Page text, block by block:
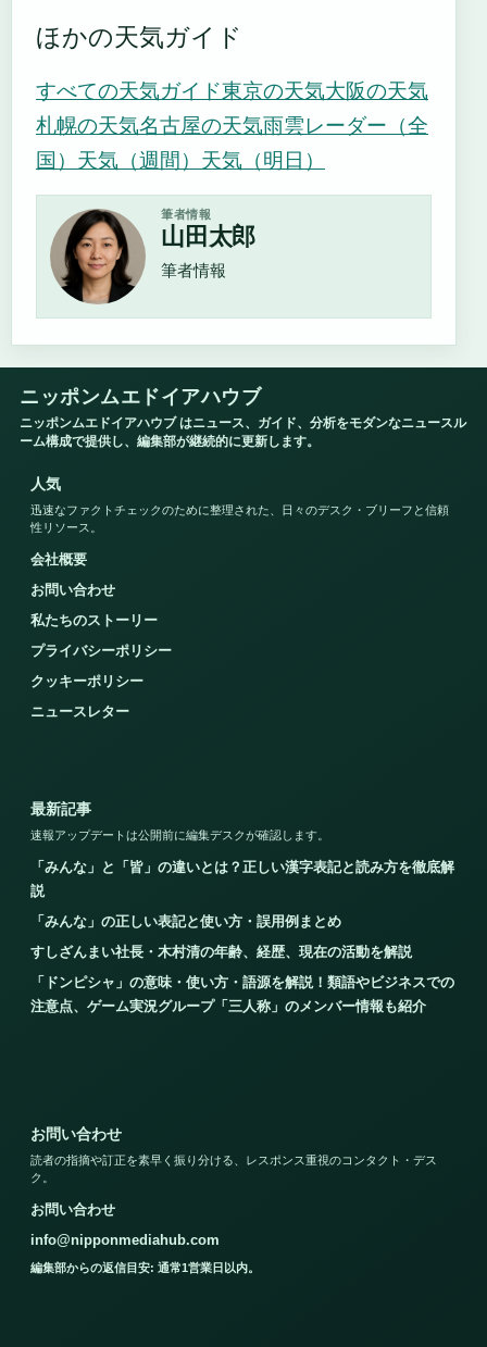
ほかの天気ガイド
すべての天気ガイド東京の天気大阪の天気
札幌の天気名古屋の天気雨雲レーダー（全
国） 天気（週間） 天気（明日）
筆者情報
山田太郎
筆者情報
ニッポンムエドイアハウブ
ニッポンムエドイアハウブ はニュース、ガイド、分析をモダンなニュースル
ーム構成で提供し、編集部が継続的に更新します。
人気
迅速なファクトチェックのために整理された、日々のデスク・ブリーフと信頼
性リソース。
会社概要
お問い合わせ
私たちのストーリー
プライバシーポリシー
クッキーポリシー
ニュースレター
最新記事
速報アップデートは公開前に編集デスクが確認します。
「みんな」と「皆」の違いとは？正しい漢字表記と読み方を徹底解
説
「みんな」の正しい表記と使い方・誤用例まとめ
すしざんまい社長・木村清の年齢、経歴、現在の活動を解説
「ドンピシャ」の意味・使い方・語源を解説！類語やビジネスでの
注意点、ゲーム実況グループ「三人称」のメンバー情報も紹介
お問い合わせ
読者の指摘や訂正を素早く振り分ける、レスポンス重視のコンタクト・デス
ク。
お問い合わせ
info@nipponmediahub.com
編集部からの返信目安: 通常1営業日以内。